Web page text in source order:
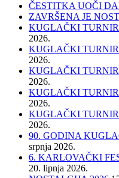
ČESTITKA UOČI
ZAVRŠENA JE
KUGLAČKI
2026.
KUGLAČKI
2026.
KUGLAČKI
2026.
KUGLAČKI
2026.
KUGLAČKI
2026.
90. GODINA
srpnja 2026.
6. KARLOVAČKI
20. lipnja 2026.